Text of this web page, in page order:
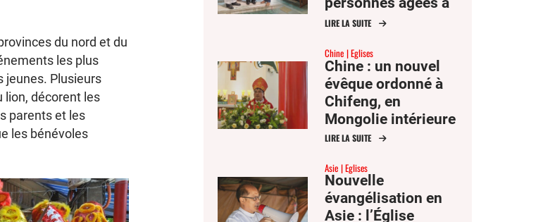
du nord et du
les plus
jeunes. Plusieurs
lion, décorent les
parents et les
les bénévoles
l’occasion de la fête
et Anne
LIRE LA SUITE
Chine Eglises
Chine : un nouvel
évêque ordonné à
Chifeng, en
Mongolie intérieure
LIRE LA SUITE
Asie Eglises
Nouvelle
évangélisation en
Asie : l’Église